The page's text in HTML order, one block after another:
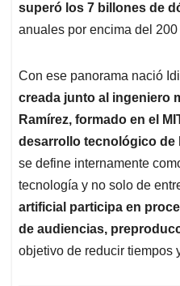
superó los 7 billones de
anuales por encima del 200
Con ese panorama nació
creada junto al ingeniero
Ramírez, formado en el
desarrollo tecnológico de
se define internamente
tecnología y no solo de
artificial participa en
de audiencias,
objetivo de reducir tiempos